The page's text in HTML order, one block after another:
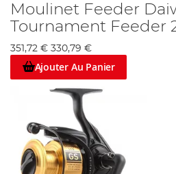
Moulinet Feeder
Tournament Feeder
351,72 € 330,79 €
Ajouter Au Panier